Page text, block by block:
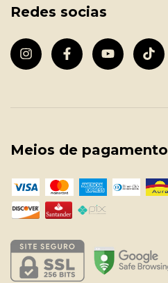
Redes socias
Meios de pagamento